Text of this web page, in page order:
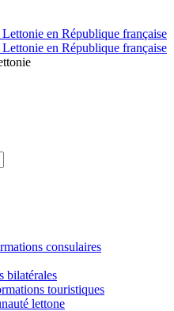
consulaires
bilatérales
touristiques
lettone